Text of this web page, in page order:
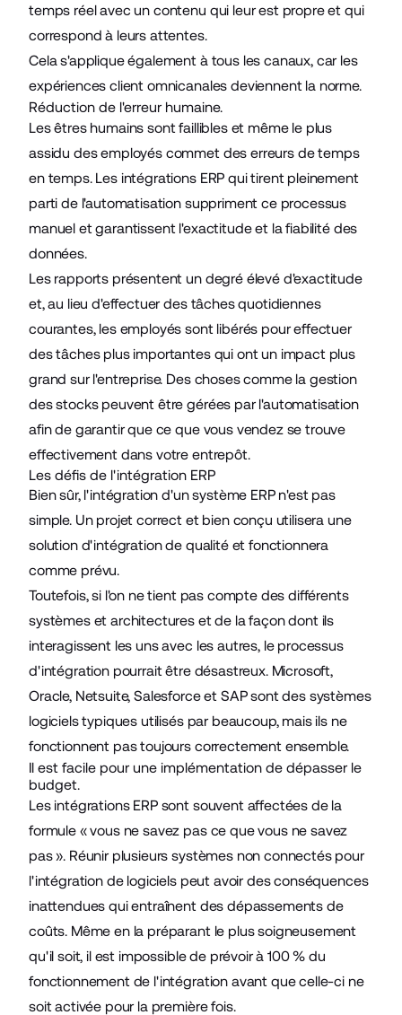
temps réel avec un contenu qui leur est propre et qui
correspond à leurs attentes.
Cela s'applique également à tous les canaux, car les
expériences client omnicanales deviennent la norme.
Réduction de l'erreur humaine.
Les êtres humains sont faillibles et même le plus
assidu des employés commet des erreurs de temps
en temps. Les intégrations ERP qui tirent pleinement
parti de l'automatisation suppriment ce processus
manuel et garantissent l'exactitude et la fiabilité des
données.
Les rapports présentent un degré élevé d'exactitude
et, au lieu d'effectuer des tâches quotidiennes
courantes, les employés sont libérés pour effectuer
des tâches plus importantes qui ont un impact plus
grand sur l'entreprise. Des choses comme la gestion
des stocks peuvent être gérées par l'automatisation
afin de garantir que ce que vous vendez se trouve
effectivement dans votre entrepôt.
Les défis de l'intégration ERP
Bien sûr, l'intégration d'un système ERP n'est pas
simple. Un projet correct et bien conçu utilisera une
solution d'intégration de qualité et fonctionnera
comme prévu.
Toutefois, si l'on ne tient pas compte des différents
systèmes et architectures et de la façon dont ils
interagissent les uns avec les autres, le processus
d'intégration pourrait être désastreux. Microsoft,
Oracle, Netsuite, Salesforce et SAP sont des systèmes
logiciels typiques utilisés par beaucoup, mais ils ne
fonctionnent pas toujours correctement ensemble.
Il est facile pour une implémentation de dépasser le
budget.
Les intégrations ERP sont souvent affectées de la
formule « vous ne savez pas ce que vous ne savez
pas ». Réunir plusieurs systèmes non connectés pour
l'intégration de logiciels peut avoir des conséquences
inattendues qui entraînent des dépassements de
coûts. Même en la préparant le plus soigneusement
qu'il soit, il est impossible de prévoir à 100 % du
fonctionnement de l'intégration avant que celle-ci ne
soit activée pour la première fois.